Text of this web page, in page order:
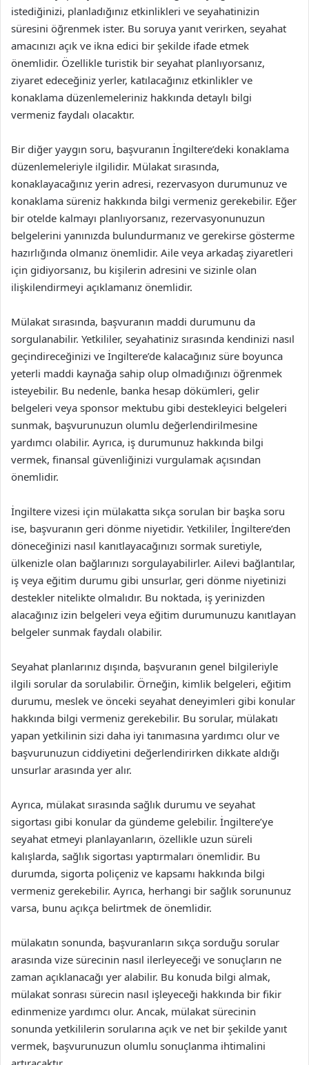
istediğinizi, planladığınız etkinlikleri ve seyahatinizin
süresini öğrenmek ister. Bu soruya yanıt verirken, seyahat
amacınızı açık ve ikna edici bir şekilde ifade etmek
önemlidir. Özellikle turistik bir seyahat planlıyorsanız,
ziyaret edeceğiniz yerler, katılacağınız etkinlikler ve
konaklama düzenlemeleriniz hakkında detaylı bilgi
vermeniz faydalı olacaktır.
Bir diğer yaygın soru, başvuranın İngiltere’deki konaklama
düzenlemeleriyle ilgilidir. Mülakat sırasında,
konaklayacağınız yerin adresi, rezervasyon durumunuz ve
konaklama süreniz hakkında bilgi vermeniz gerekebilir. Eğer
bir otelde kalmayı planlıyorsanız, rezervasyonunuzun
belgelerini yanınızda bulundurmanız ve gerekirse gösterme
hazırlığında olmanız önemlidir. Aile veya arkadaş ziyaretleri
için gidiyorsanız, bu kişilerin adresini ve sizinle olan
ilişkilendirmeyi açıklamanız önemlidir.
Mülakat sırasında, başvuranın maddi durumunu da
sorgulanabilir. Yetkililer, seyahatiniz sırasında kendinizi nasıl
geçindireceğinizi ve İngiltere’de kalacağınız süre boyunca
yeterli maddi kaynağa sahip olup olmadığınızı öğrenmek
isteyebilir. Bu nedenle, banka hesap dökümleri, gelir
belgeleri veya sponsor mektubu gibi destekleyici belgeleri
sunmak, başvurunuzun olumlu değerlendirilmesine
yardımcı olabilir. Ayrıca, iş durumunuz hakkında bilgi
vermek, finansal güvenliğinizi vurgulamak açısından
önemlidir.
İngiltere vizesi için mülakatta sıkça sorulan bir başka soru
ise, başvuranın geri dönme niyetidir. Yetkililer, İngiltere’den
döneceğinizi nasıl kanıtlayacağınızı sormak suretiyle,
ülkenizle olan bağlarınızı sorgulayabilirler. Ailevi bağlantılar,
iş veya eğitim durumu gibi unsurlar, geri dönme niyetinizi
destekler nitelikte olmalıdır. Bu noktada, iş yerinizden
alacağınız izin belgeleri veya eğitim durumunuzu kanıtlayan
belgeler sunmak faydalı olabilir.
Seyahat planlarınız dışında, başvuranın genel bilgileriyle
ilgili sorular da sorulabilir. Örneğin, kimlik belgeleri, eğitim
durumu, meslek ve önceki seyahat deneyimleri gibi konular
hakkında bilgi vermeniz gerekebilir. Bu sorular, mülakatı
yapan yetkilinin sizi daha iyi tanımasına yardımcı olur ve
başvurunuzun ciddiyetini değerlendirirken dikkate aldığı
unsurlar arasında yer alır.
Ayrıca, mülakat sırasında sağlık durumu ve seyahat
sigortası gibi konular da gündeme gelebilir. İngiltere’ye
seyahat etmeyi planlayanların, özellikle uzun süreli
kalışlarda, sağlık sigortası yaptırmaları önemlidir. Bu
durumda, sigorta poliçeniz ve kapsamı hakkında bilgi
vermeniz gerekebilir. Ayrıca, herhangi bir sağlık sorununuz
varsa, bunu açıkça belirtmek de önemlidir.
mülakatın sonunda, başvuranların sıkça sorduğu sorular
arasında vize sürecinin nasıl ilerleyeceği ve sonuçların ne
zaman açıklanacağı yer alabilir. Bu konuda bilgi almak,
mülakat sonrası sürecin nasıl işleyeceği hakkında bir fikir
edinmenize yardımcı olur. Ancak, mülakat sürecinin
sonunda yetkililerin sorularına açık ve net bir şekilde yanıt
vermek, başvurunuzun olumlu sonuçlanma ihtimalini